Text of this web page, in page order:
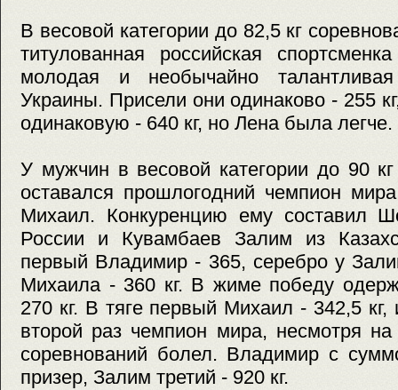
В весовой категории до 82,5 кг
титулованная российская
молодая и необычайно
Украины. Присели они одинаково - 255
одинаковую - 640 кг, но Лена была легче.
У мужчин в весовой категории до 90
оставался прошлогодний чемпион
Михаил. Конкуренцию ему составил
России и Кувамбаев Залим из
первый Владимир - 365, серебро у
Михаила - 360 кг. В жиме победу
270 кг. В тяге первый Михаил - 342,5
второй раз чемпион мира, несмотря
соревнований болел. Владимир с
призер, Залим третий - 920 кг.